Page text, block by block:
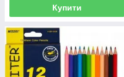
Купити